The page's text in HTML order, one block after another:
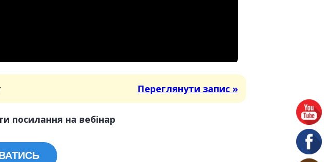
Переглянути запис »
посилання на вебінар